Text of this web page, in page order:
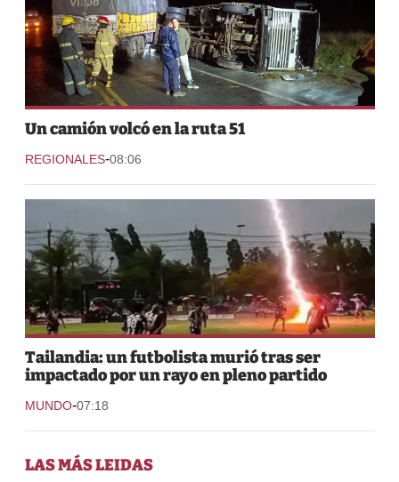
Un camión volcó en la ruta 51
REGIONALES-08:06
Tailandia: un futbolista murió tras ser
impactado por un rayo en pleno partido
MUNDO-07:18
LAS MÁS LEIDAS